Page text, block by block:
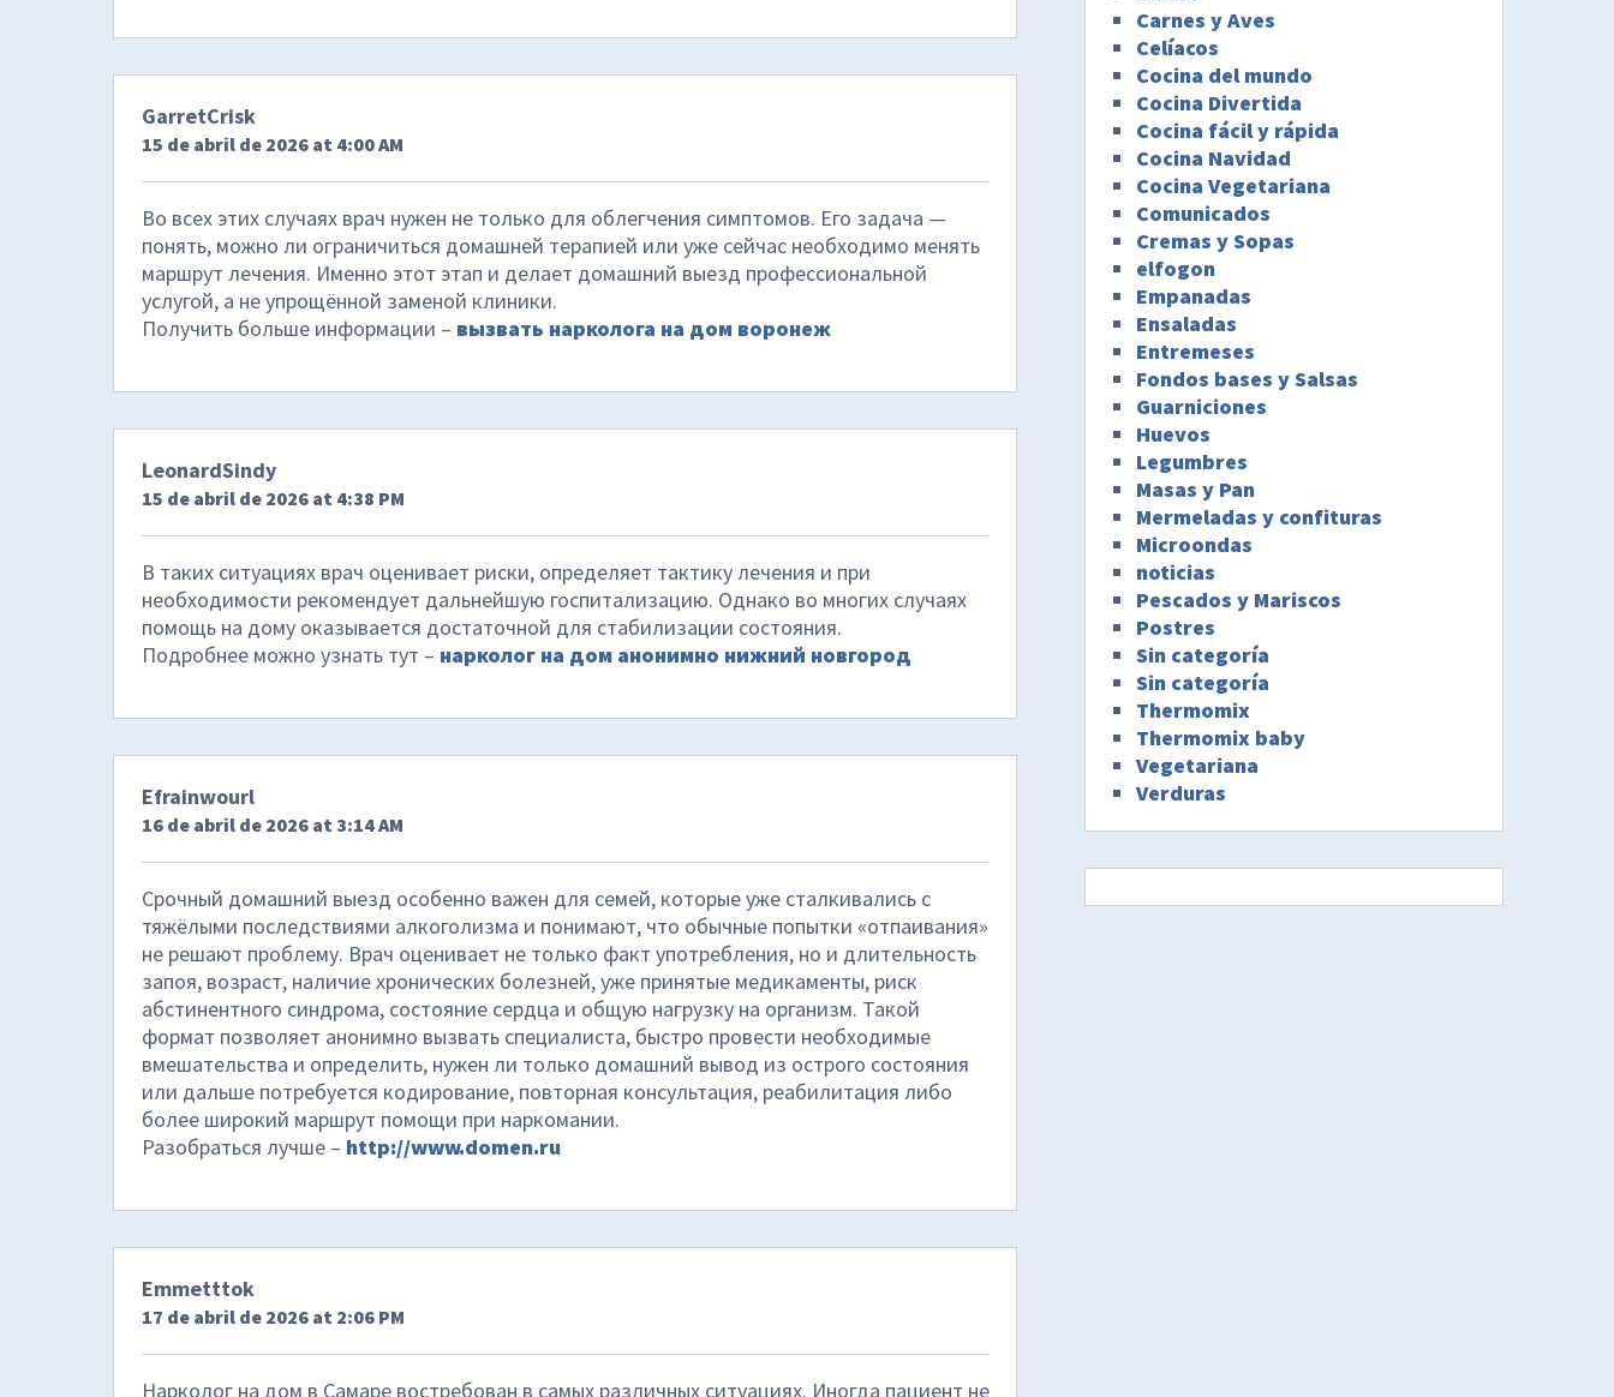
GarretCrisk
15 de abril de 2026 at 4:00 AM
Во всех этих случаях врач нужен не только для облегчения симптомов. Его задача —
понять, можно ли ограничиться домашней терапией или уже сейчас необходимо менять
маршрут лечения. Именно этот этап и делает домашний выезд профессиональной
услугой, а не упрощённой заменой клиники.
Получить больше информации – вызвать нарколога на дом воронеж
LeonardSindy
15 de abril de 2026 at 4:38 PM
В таких ситуациях врач оценивает риски, определяет тактику лечения и при
необходимости рекомендует дальнейшую госпитализацию. Однако во многих случаях
помощь на дому оказывается достаточной для стабилизации состояния.
Подробнее можно узнать тут – нарколог на дом анонимно нижний новгород
Efrainwourl
16 de abril de 2026 at 3:14 AM
Срочный домашний выезд особенно важен для семей, которые уже сталкивались с
тяжёлыми последствиями алкоголизма и понимают, что обычные попытки «отпаивания»
не решают проблему. Врач оценивает не только факт употребления, но и длительность
запоя, возраст, наличие хронических болезней, уже принятые медикаменты, риск
абстинентного синдрома, состояние сердца и общую нагрузку на организм. Такой
формат позволяет анонимно вызвать специалиста, быстро провести необходимые
вмешательства и определить, нужен ли только домашний вывод из острого состояния
или дальше потребуется кодирование, повторная консультация, реабилитация либо
более широкий маршрут помощи при наркомании.
Разобраться лучше – http://www.domen.ru
Emmetttok
17 de abril de 2026 at 2:06 PM
Нарколог на дом в Самаре востребован в самых различных ситуациях. Иногда пациент не
Carnes y Aves
Celíacos
Cocina del mundo
Cocina Divertida
Cocina fácil y rápida
Cocina Navidad
Cocina Vegetariana
Comunicados
Cremas y Sopas
elfogon
Empanadas
Ensaladas
Entremeses
Fondos bases y Salsas
Guarniciones
Huevos
Legumbres
Masas y Pan
Mermeladas y confituras
Microondas
noticias
Pescados y Mariscos
Postres
Sin categoría
Sin categoría
Thermomix
Thermomix baby
Vegetariana
Verduras